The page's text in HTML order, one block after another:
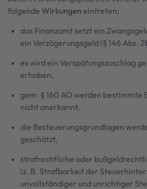
folgende Wirkungen eintreten:
das Finanzamt setzt ein
ein Verzögerungsgeld (§ 146 Abs.
es wird ein Verspätungszuschlag
erhoben,
gem. § 160 AO werden bestimmte
nicht anerkannt,
die Besteuerungsgrundlagen
geschätzt,
strafrechtliche oder
(z. B. Strafbarkeit der
unvollständiger und unrichtiger